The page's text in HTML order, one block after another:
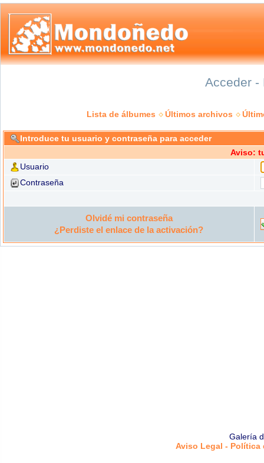
Acceder -
Lista de álbumes Últimos archivos
Introduce tu usuario y contraseña para acceder
Aviso:
Usuario
Contraseña
Olvidé mi contraseña
¿Perdiste el enlace de la activación?
Galería
Aviso Legal -